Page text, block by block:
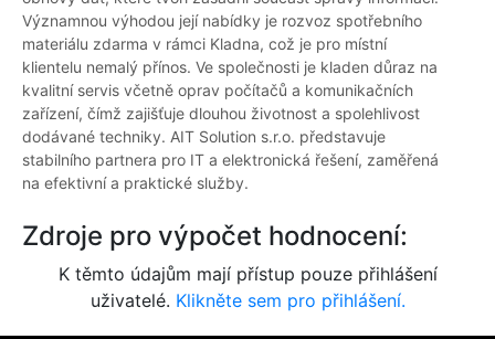
Významnou výhodou její nabídky je rozvoz spotřebního
materiálu zdarma v rámci Kladna, což je pro místní
klientelu nemalý přínos. Ve společnosti je kladen důraz na
kvalitní servis včetně oprav počítačů a komunikačních
zařízení, čímž zajišťuje dlouhou životnost a spolehlivost
dodávané techniky. AIT Solution s.r.o. představuje
stabilního partnera pro IT a elektronická řešení, zaměřená
na efektivní a praktické služby.
Zdroje pro výpočet hodnocení:
K těmto údajům mají přístup pouze přihlášení
uživatelé. Klikněte sem pro přihlášení.